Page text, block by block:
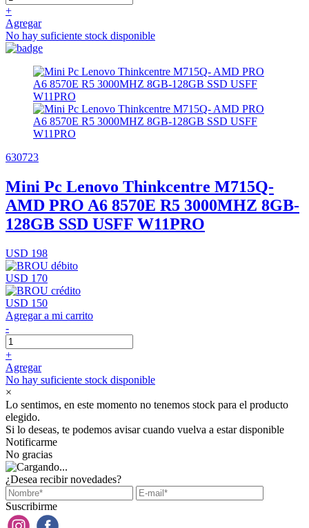
+
Agregar
No hay suficiente stock disponible
630723
Mini Pc Lenovo Thinkcentre M715Q-
AMD PRO A6 8570E R5 3000MHZ 8GB-
128GB SSD USFF W11PRO
USD 198
USD 170
USD 150
Agregar a mi carrito
-
+
Agregar
No hay suficiente stock disponible
×
Lo sentimos, en este momento no tenemos stock para el producto
elegido.
Si lo deseas, te podemos avisar cuando vuelva a estar disponible
Notificarme
No gracias
¿Desea recibir novedades?
Suscribirme